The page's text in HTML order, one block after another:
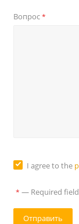
Вопрос*
I agree to the
* — Required